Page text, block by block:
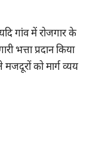
गांव में रोजगार के
भत्ता प्रदान किया
को मार्ग व्यय